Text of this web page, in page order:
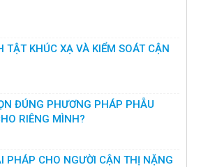
TẬT KHÚC XẠ VÀ KIỂM SOÁT CẬN
ĐÚNG PHƯƠNG PHÁP PHẪU
RIÊNG MÌNH?
PHÁP CHO NGƯỜI CẬN THỊ NẶNG